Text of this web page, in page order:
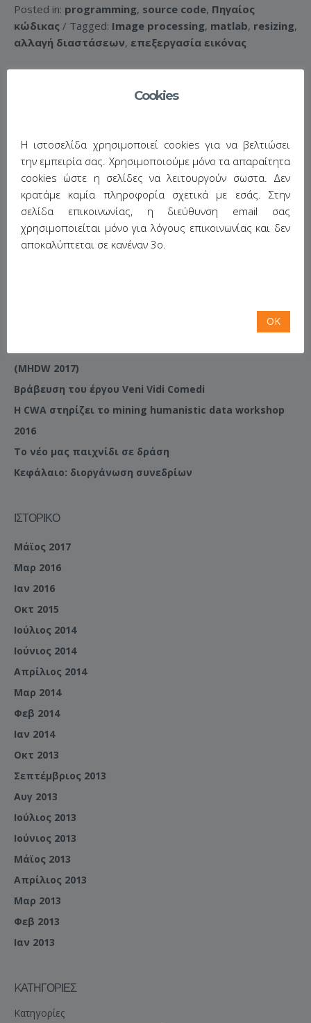
Posted in: programming, source code, Πηγαίος
κώδικας / Tagged: Image processing, matlab, resizing,
αλλαγή διαστάσεων, επεξεργασία εικόνας
(MHDW 2017)
Βράβευση του έργου Veni Vidi Comedi
Η CWA στηρίζει το mining humanistic data workshop
2016
Το νέο μας παιχνίδι σε δράση
Κεφάλαιο: διοργάνωση συνεδρίων
ΙΣΤΟΡΙΚΌ
Μάϊος 2017
Μαρ 2016
Ιαν 2016
Οκτ 2015
Ιούλιος 2014
Ιούνιος 2014
Απρίλιος 2014
Μαρ 2014
Φεβ 2014
Ιαν 2014
Οκτ 2013
Σεπτέμβριος 2013
Αυγ 2013
Ιούλιος 2013
Ιούνιος 2013
Μάϊος 2013
Απρίλιος 2013
Μαρ 2013
Φεβ 2013
Ιαν 2013
KΑΤΗΓΟΡΊΕΣ
Kατηγορίες
Cookies
Η ιστοσελίδα χρησιμοποιεί cookies για να βελτιώσει
την εμπειρία σας. Χρησιμοποιούμε μόνο τα απαραίτητα
cookies ώστε η σελίδες να λειτουργούν σωστα. Δεν
κρατάμε καμία πληροφορία σχετικά με εσάς. Στην
σελίδα επικοινωνίας, η διεύθυνση email σας
χρησιμοποιείται μόνο για λόγους επικοινωνίας και δεν
αποκαλύπτεται σε κανέναν 3ο.
OK